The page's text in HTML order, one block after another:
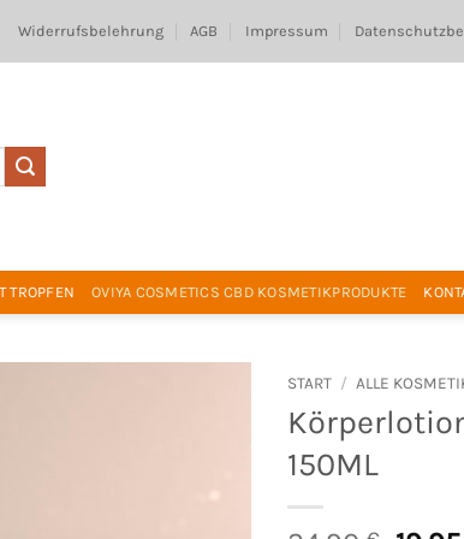
Widerrufsbelehrung AGB Impressum
TROPFEN OVIYA COSMETICS CBD KOSMETIKPRODUKTE
START / ALLE
150ML